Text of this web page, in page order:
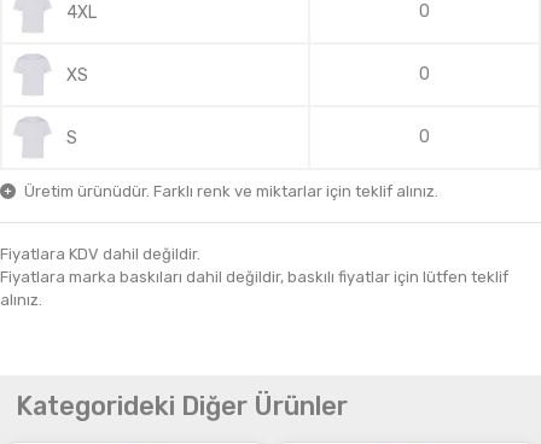
4XL 0
XS 0
S 0
Üretim ürünüdür. Farklı renk ve miktarlar için teklif alınız.
Fiyatlara KDV dahil değildir.
Fiyatlara marka baskıları dahil değildir, baskılı fiyatlar için lütfen teklif
alınız.
Kategorideki Diğer Ürünler